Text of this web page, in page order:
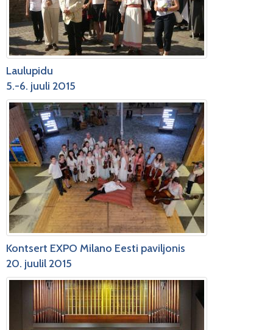
Laulupidu
5.-6. juuli 2015
Kontsert EXPO Milano Eesti paviljonis
20. juulil 2015